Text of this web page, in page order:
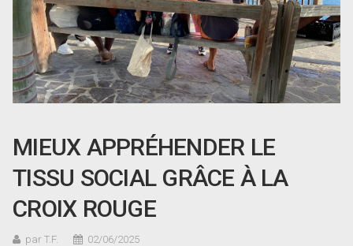
MIEUX APPRÉHENDER LE
TISSU SOCIAL GRÂCE À LA
CROIX ROUGE
par T.F. 02/06/2025